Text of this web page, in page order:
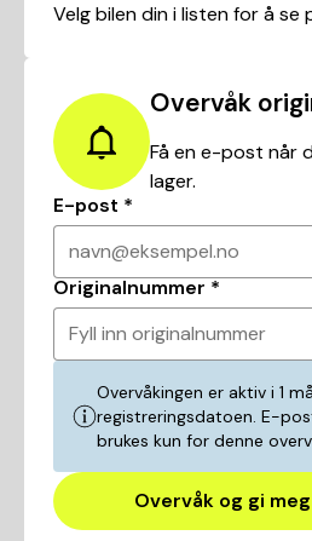
Velg bilen din i listen for å se
Overvåk
Få en e-post når
lager.
E-post *
navn@eksempel.no
Originalnummer *
Fyll inn originalnummer
Overvåkingen er aktiv i 1
registreringsdatoen. E-
brukes kun for denne
Overvåk og gi